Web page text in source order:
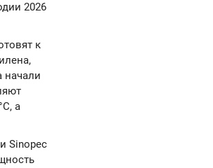
2026
к
начали
а
Sinopec